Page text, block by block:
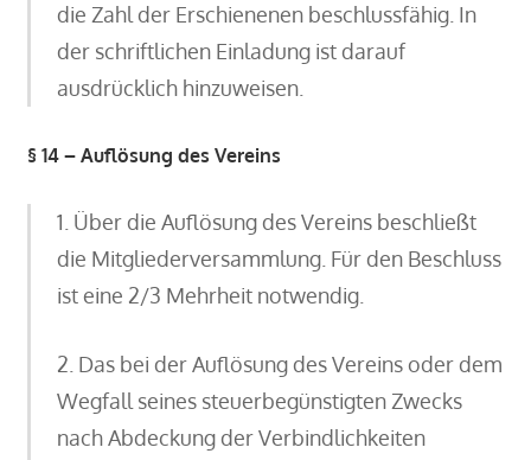
die Zahl der Erschienenen beschlussfähig. In
der schriftlichen Einladung ist darauf
ausdrücklich hinzuweisen.
§ 14 – Auflösung des Vereins
1. Über die Auflösung des Vereins beschließt
die Mitgliederversammlung. Für den Beschluss
ist eine 2/3 Mehrheit notwendig.
2. Das bei der Auflösung des Vereins oder dem
Wegfall seines steuerbegünstigten Zwecks
nach Abdeckung der Verbindlichkeiten